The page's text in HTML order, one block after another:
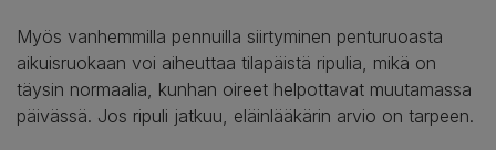
Myös vanhemmilla pennuilla siirtyminen penturuoasta
aikuisruokaan voi aiheuttaa tilapäistä ripulia, mikä on
täysin normaalia, kunhan oireet helpottavat muutamassa
päivässä. Jos ripuli jatkuu, eläinlääkärin arvio on tarpeen.